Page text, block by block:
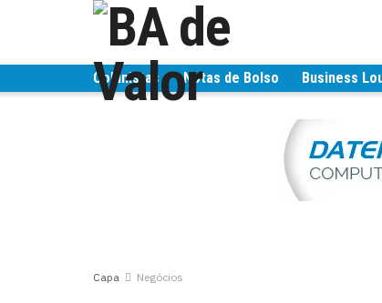
Colunistas Notas de Bolso Business
Capa Negócios